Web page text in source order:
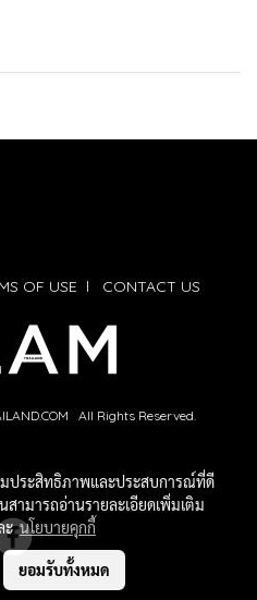
OF USE l CONTACT US
All Rights Reserved.
มประสิทธิภาพและประสบการณ์ที่ดี
สามารถอ่านรายละเอียดเพิ่มเติม
ะนโยบายคุกกี้
ยอมรับทั้งหมด